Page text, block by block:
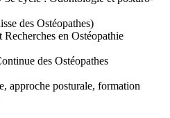
des Ostéopathes)
en Ostéopathie
des Ostéopathes
approche posturale, formation